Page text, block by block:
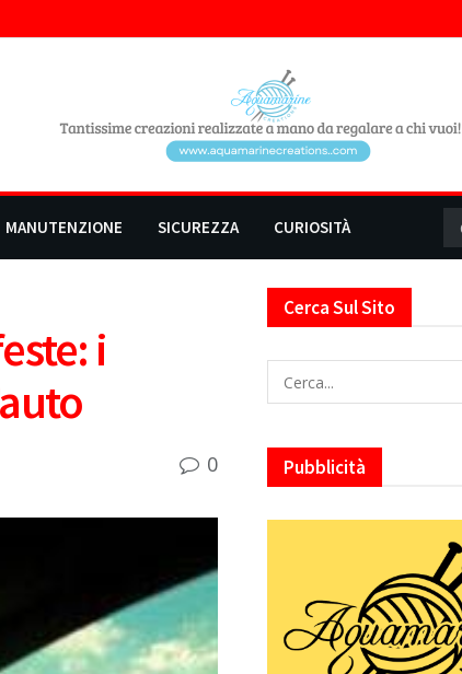
MANUTENZIONE SICUREZZA CURIOSITÀ
i
0
Cerca Sul Sito
Pubblicità